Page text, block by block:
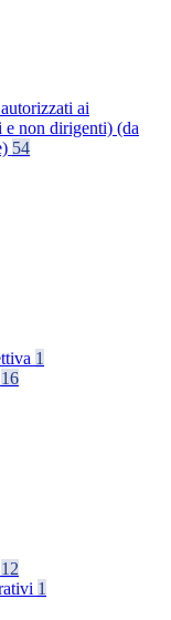
ai
non dirigenti) (da
54
1
16
12
1